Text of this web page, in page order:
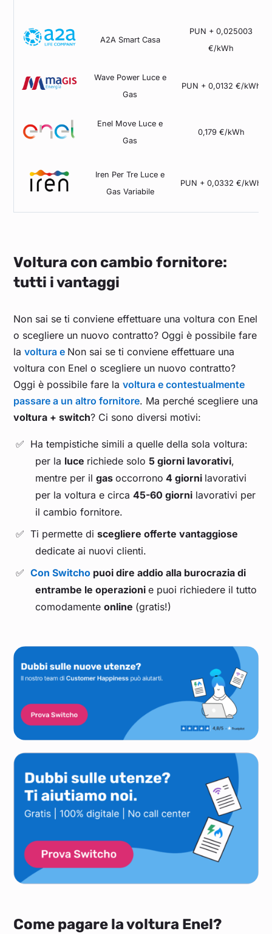
A2A Smart Casa
PUN + 0,025003
€/kWh
Wave Power Luce e
Gas
PUN + 0,0132 €/kWh
Enel Move Luce e
Gas
0,179 €/kWh
Iren Per Tre Luce e
Gas Variabile
PUN + 0,0332 €/kWh
Voltura con cambio fornitore:
tutti i vantaggi
Non sai se ti conviene effettuare una voltura con Enel
o scegliere un nuovo contratto? Oggi è possibile fare
lavoltura e Non sai se ti conviene effettuare una
voltura con Enel o scegliere un nuovo contratto?
Oggi è possibile fare lavoltura e contestualmente
passare a un altro fornitore. Ma perché scegliere una
voltura + switch? Ci sono diversi motivi:
Ha tempistiche simili a quelle della sola voltura:
per la luce richiede solo5 giorni lavorativi,
mentre per ilgasoccorrono 4 giorni lavorativi
per la voltura e circa45-60 giorni lavorativi per
il cambio fornitore.
Ti permette di scegliere offerte vantaggiose
dedicate ai nuovi clienti.
Con Switcho puoi dire addio alla burocrazia di
entrambe le operazionie puoi richiedere il tutto
comodamenteonline (gratis!)
Come pagare la voltura Enel?